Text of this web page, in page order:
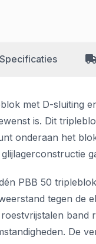
Specificaties
met D-sluiting
is. Dit
onderaan het
PBB 50
tegen de
roestvrijstalen
De